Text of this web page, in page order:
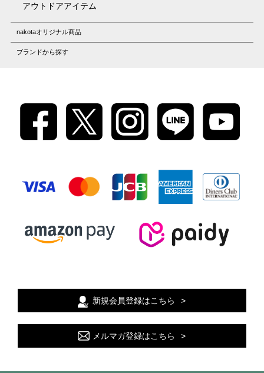
アウトドアアイテム
nakotaオリジナル商品
ブランドから探す
新規会員登録はこちら
メルマガ登録はこちら